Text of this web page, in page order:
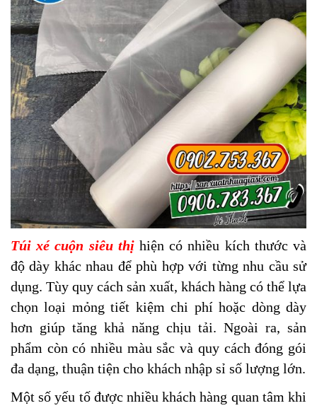
Túi xé cuộn siêu thịhiện có nhiều kích thước và
độ dày khác nhau để phù hợp với từng nhu cầu sử
dụng. Tùy quy cách sản xuất, khách hàng có thể lựa
chọn loại mỏng tiết kiệm chi phí hoặc dòng dày
hơn giúp tăng khả năng chịu tải. Ngoài ra, sản
phẩm còn có nhiều màu sắc và quy cách đóng gói
đa dạng, thuận tiện cho khách nhập sỉ số lượng lớn.
Một số yếu tố được nhiều khách hàng quan tâm khi